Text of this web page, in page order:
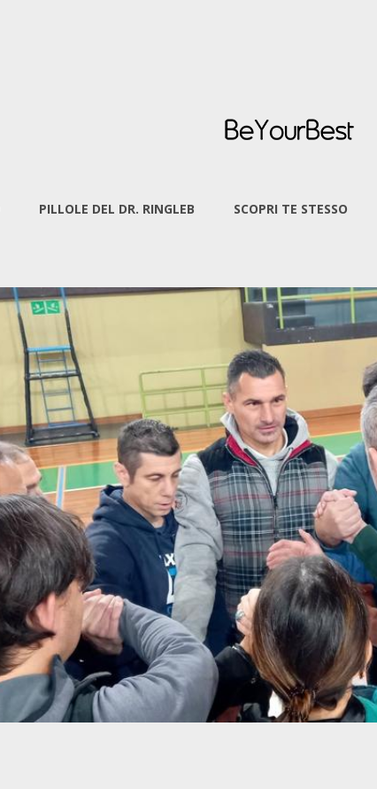
PILLOLE DEL DR. RINGLEB SCOPRI TE STESSO